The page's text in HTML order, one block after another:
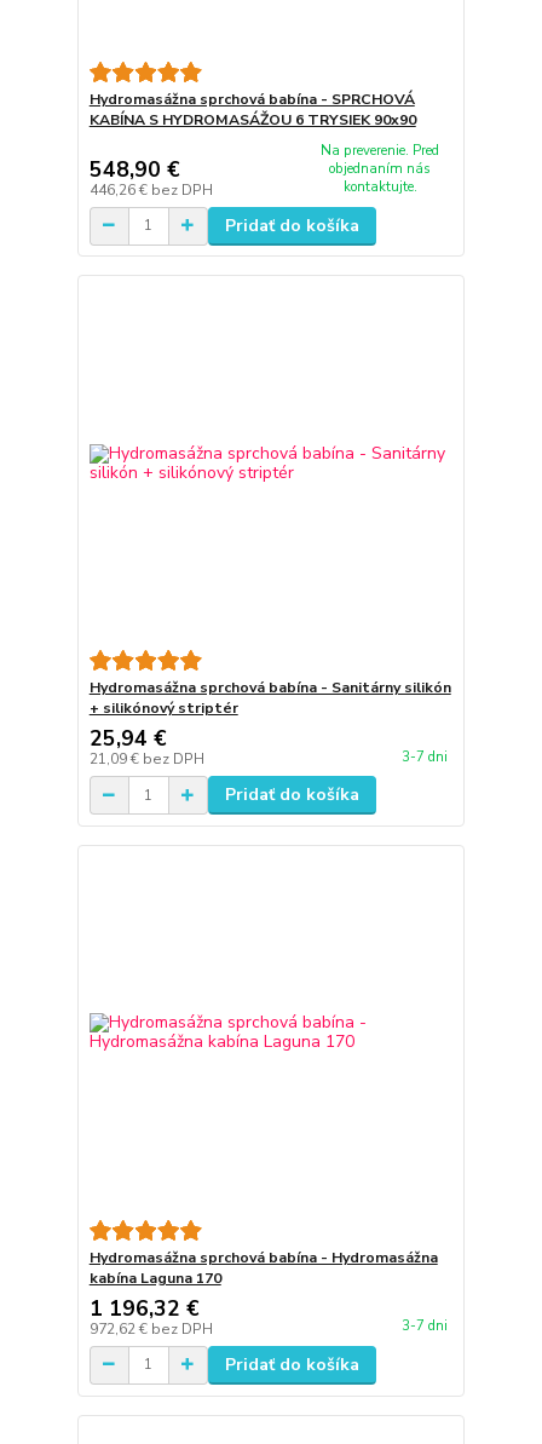
Hydromasážna sprchová babína - SPRCHOVÁ
KABÍNA S HYDROMASÁŽOU 6 TRYSIEK 90x90
548,90 €
446,26 € bez DPH
Na preverenie. Pred
objednaním nás
kontaktujte.
Pridať do košíka
Hydromasážna sprchová babína - Sanitárny silikón
+ silikónový striptér
25,94 €
21,09 € bez DPH 3-7 dni
Pridať do košíka
Hydromasážna sprchová babína - Hydromasážna
kabína Laguna 170
1 196,32 €
972,62 € bez DPH 3-7 dni
Pridať do košíka